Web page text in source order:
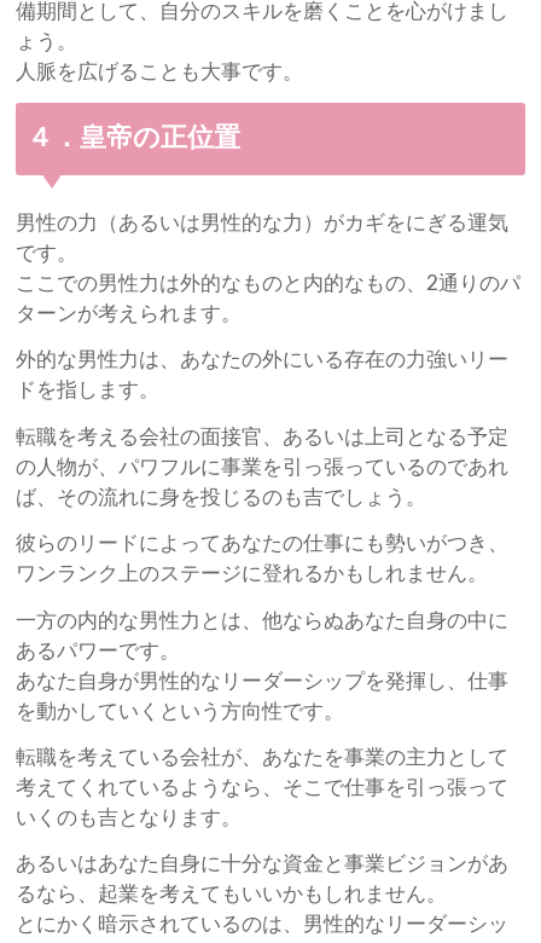
備期間として、自分のスキルを磨くことを心がけまし
ょう。
人脈を広げることも大事です。
４．皇帝の正位置
男性の力（あるいは男性的な力）がカギをにぎる運気
です。
ここでの男性力は外的なものと内的なもの、2通りのパ
ターンが考えられます。
外的な男性力は、あなたの外にいる存在の力強いリー
ドを指します。
転職を考える会社の面接官、あるいは上司となる予定
の人物が、パワフルに事業を引っ張っているのであれ
ば、その流れに身を投じるのも吉でしょう。
彼らのリードによってあなたの仕事にも勢いがつき、
ワンランク上のステージに登れるかもしれません。
一方の内的な男性力とは、他ならぬあなた自身の中に
あるパワーです。
あなた自身が男性的なリーダーシップを発揮し、仕事
を動かしていくという方向性です。
転職を考えている会社が、あなたを事業の主力として
考えてくれているようなら、そこで仕事を引っ張って
いくのも吉となります。
あるいはあなた自身に十分な資金と事業ビジョンがあ
るなら、起業を考えてもいいかもしれません。
とにかく暗示されているのは、男性的なリーダーシッ